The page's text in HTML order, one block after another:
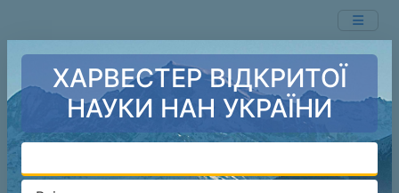
ХАРВЕСТЕР ВІДКРИТОЇ
НАУКИ НАН УКРАЇНИ